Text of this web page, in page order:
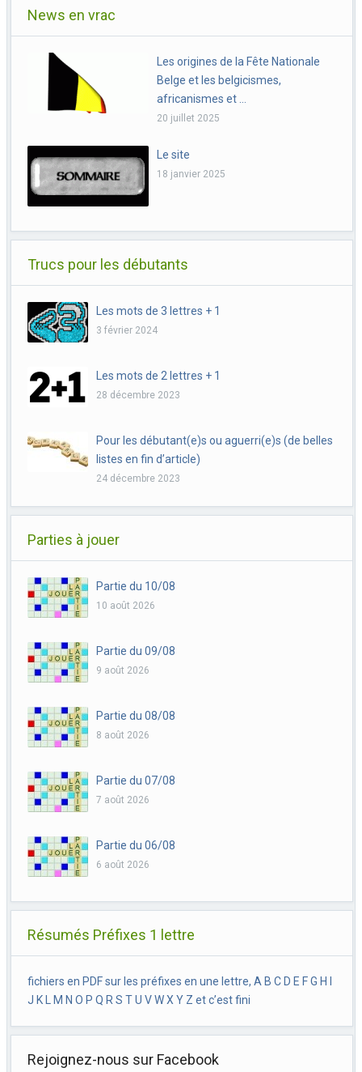
News en vrac
Les origines de la Fête Nationale
Belge et les belgicismes,
africanismes et …
20 juillet 2025
Le site
18 janvier 2025
Trucs pour les débutants
Les mots de 3 lettres + 1
3 février 2024
Les mots de 2 lettres + 1
28 décembre 2023
Pour les débutant(e)s ou aguerri(e)s (de belles
listes en fin d’article)
24 décembre 2023
Parties à jouer
Partie du 10/08
10 août 2026
Partie du 09/08
9 août 2026
Partie du 08/08
8 août 2026
Partie du 07/08
7 août 2026
Partie du 06/08
6 août 2026
Résumés Préfixes 1 lettre
fichiers en PDF sur les préfixes en une lettre, A B C D E F G H I
J K L M N O P Q R S T U V W X Y Z et c’est fini
Rejoignez-nous sur Facebook